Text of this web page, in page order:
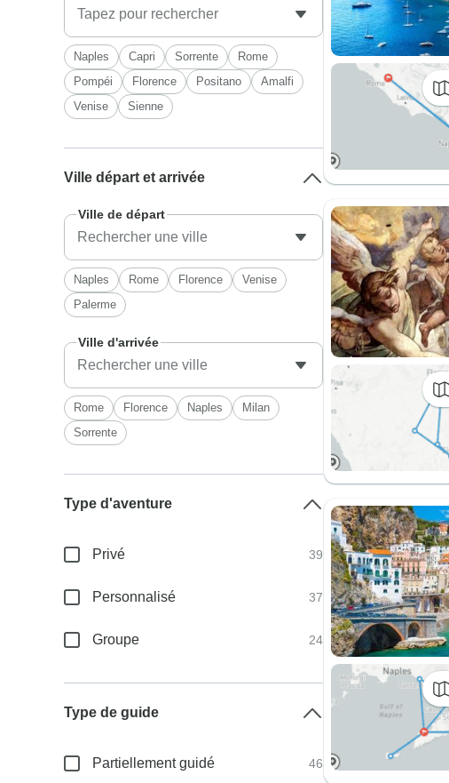
Naples Capri Sorrente
Rome
Pompéi
Florence Positano
Amalfi
Venise
Sienne
Ville départ et arrivée
Ville de départ
Naples Rome Florence
Venise
Palerme
Ville d'arrivée
Rome Florence Naples
Milan
Sorrente
Type d'aventure
Privé 39
Personnalisé 37
Groupe 24
Type de guide
Partiellement guidé 46